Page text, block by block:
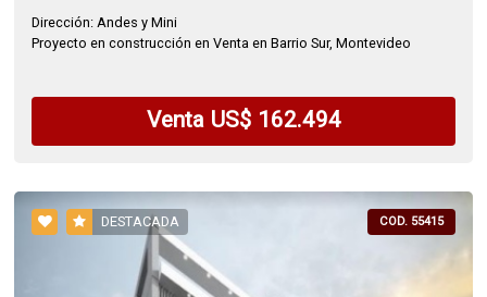
Dirección: Andes y Mini
Proyecto en construcción en Venta en Barrio Sur, Montevideo
Venta US$ 162.494
DESTACADA COD. 55415